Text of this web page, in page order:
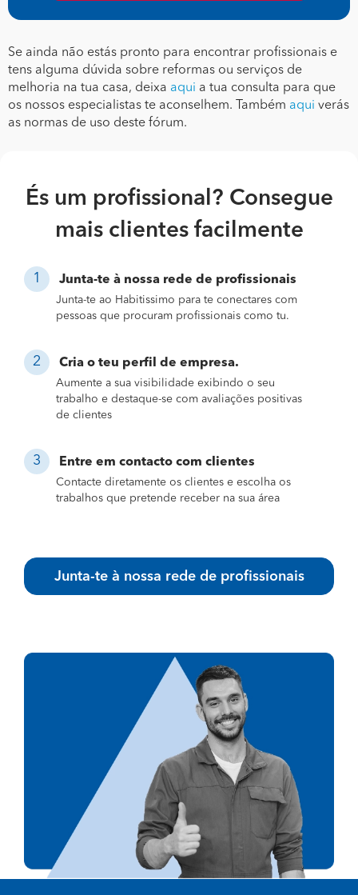
Se ainda não estás pronto para encontrar profissionais e
tens alguma dúvida sobre reformas ou serviços de
melhoria na tua casa, deixa aqui a tua consulta para que
os nossos especialistas te aconselhem. Também aqui verás
as normas de uso deste fórum.
És um profissional? Consegue
mais clientes facilmente
Junta-te à nossa rede de profissionais
Junta-te ao Habitissimo para te conectares com
pessoas que procuram profissionais como tu.
Cria o teu perfil de empresa.
Aumente a sua visibilidade exibindo o seu
trabalho e destaque-se com avaliações positivas
de clientes
Entre em contacto com clientes
Contacte diretamente os clientes e escolha os
trabalhos que pretende receber na sua área
Junta-te à nossa rede de profissionais